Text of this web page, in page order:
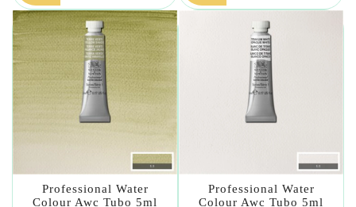
Professional Water
Colour Awc Tubo 5ml
Professional Water
Colour Awc Tubo 5ml